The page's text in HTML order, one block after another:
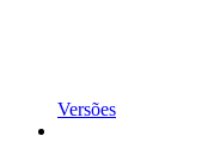
Versões